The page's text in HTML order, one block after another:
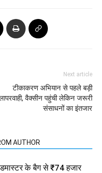
Next article
टीकाकरण अभियान से पहले बड़ी
वैक्सीन पहुंची लेकिन जरूरी
संसाधनों का इंतजार
AUTHOR
हेडमास्टर के बैग से ₹74 हजार